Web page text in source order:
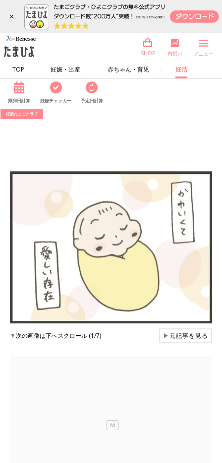
×
TOP 妊娠・出産 赤ちゃん・育児 妊活
SHOP 内祝い メニュー
排卵日計算 妊娠チェッカー 予定日計算
妊活たまごクラブ
▼次の画像は下へスクロール (1/7) ▶元記事を見る